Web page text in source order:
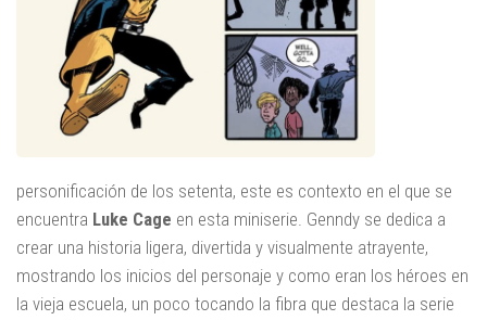
personificación de los setenta, este es contexto en el que se
encuentra Luke Cage en esta miniserie. Genndy se dedica a
crear una historia ligera, divertida y visualmente atrayente,
mostrando los inicios del personaje y como eran los héroes en
la vieja escuela, un poco tocando la fibra que destaca la serie